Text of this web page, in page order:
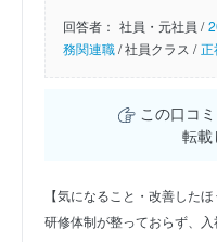
回答者： 社員・元社員 /
務関連職/社員クラス / 正
この口コ
転載
【気になること・改善したほ
研修体制が整っておらず、